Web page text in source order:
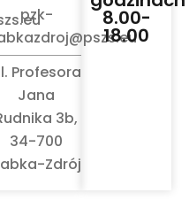
pzk-
Profesora
Jana
3b,
34-700
Zdrój
8.00-
18.00